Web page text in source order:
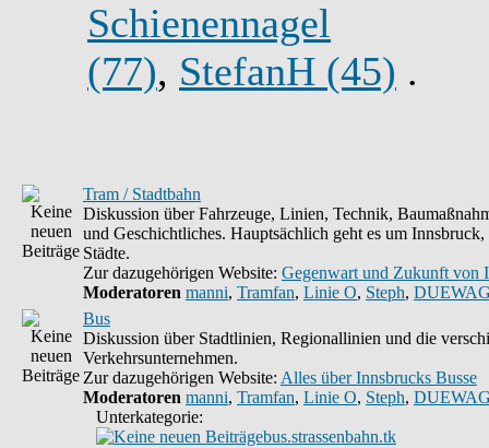
Schienennagel
(77), StefanH (45) .
Tram / Stadtbahn
Diskussion über Fahrzeuge, Linien, Technik,
und Geschichtliches. Hauptsächlich geht es um Innsbruck,
Städte.
Zur dazugehörigen Website: Gegenwart und Zukunft von
Moderatoren manni, Tramfan, Linie O, Steph,
Bus
Diskussion über Stadtlinien, Regionallinien und die
Verkehrsunternehmen.
Zur dazugehörigen Website: Alles über Innsbrucks Busse
Moderatoren manni, Tramfan, Linie O, Steph,
Unterkategorie:
bus.strassenbahn.tk